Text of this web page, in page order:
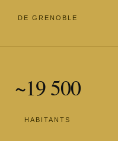
DE GRENOBLE
~19 500
HABITANTS